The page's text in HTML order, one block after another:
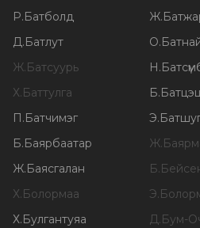
Р.Батболд Ж.
Д.Батлут О.
Ж.Батсуурь Н.
Х.Баттулга Б.
П.Батчимэг Э.
Б.Баярбаатар Ж.
Ж.Баясгалан Б.
Х.Болормаа Э.
Х.Булгантуяа Д.Бум-